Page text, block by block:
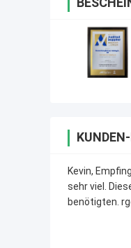
Kevin,
sehr viel.
benötigten.